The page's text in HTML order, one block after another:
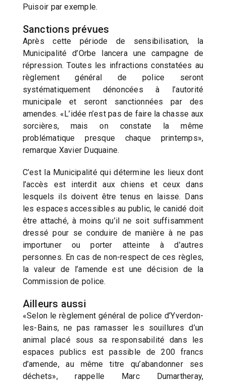
Puisoir par exemple.
Sanctions prévues
Après cette période de sensibilisation, la
Municipalité d’Orbe lancera une campagne de
répression. Toutes les infractions constatées au
règlement général de police seront
systématiquement dénoncées à l’autorité
municipale et seront sanctionnées par des
amendes. «L’idée n’est pas de faire la chasse aux
sorcières, mais on constate la même
problématique presque chaque printemps»,
remarque Xavier Duquaine.
C’est la Municipalité qui détermine les lieux dont
l’accès est interdit aux chiens et ceux dans
lesquels ils doivent être tenus en laisse. Dans
les espaces accessibles au public, le canidé doit
être attaché, à moins qu’il ne soit suffisamment
dressé pour se conduire de manière à ne pas
importuner ou porter atteinte à d’autres
personnes. En cas de non-respect de ces règles,
la valeur de l’amende est une décision de la
Commission de police.
Ailleurs aussi
«Selon le règlement général de police d’Yverdon-
les-Bains, ne pas ramasser les souillures d’un
animal placé sous sa responsabilité dans les
espaces publics est passible de 200 francs
d’amende, au même titre qu’abandonner ses
déchets», rappelle Marc Dumartheray,